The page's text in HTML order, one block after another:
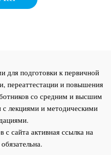
для подготовки к первичной
переаттестации и повышения
со средним и высшим
лекциями и методическими
сайта активная ссылка на
обязательна.